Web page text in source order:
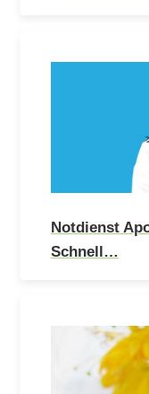
Notdienst
Schnell…